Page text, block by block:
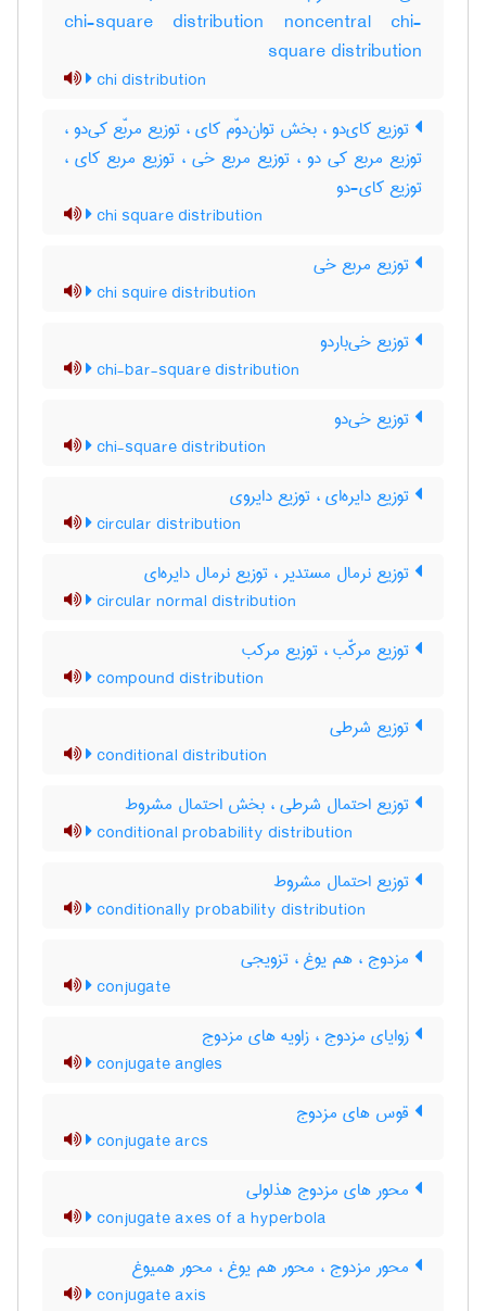
chi-square distribution noncentral chi-
square distribution
chi distribution
توزیع کای‌دو ، بخش توان‌دوّم کای ، توزیع مربّع کی‌دو ،
توزیع مربع کی دو ، توزیع مربع خی ، توزیع مربع کای ،
توزیع کای-دو
chi square distribution
توزیع مربع خی
chi squire distribution
توزیع خی‌باردو
chi-bar-square distribution
توزیع خی‌دو
chi-square distribution
توزیع دایره‌ای ، توزیع دایروی
circular distribution
توزیع نرمال مستدیر ، توزیع نرمال دایره‌ای
circular normal distribution
توزیع مرکّب ، توزیع مرکب
compound distribution
توزیع شرطی
conditional distribution
توزیع احتمال شرطی ، بخش احتمال مشروط
conditional probability distribution
توزیع احتمال مشروط
conditionally probability distribution
مزدوج ، هم یوغ ، تزویجی
conjugate
زوایای مزدوج ، زاویه های مزدوج
conjugate angles
قوس های مزدوج
conjugate arcs
محور های مزدوج هذلولی
conjugate axes of a hyperbola
محور مزدوج ، محور هم یوغ ، محور همیوغ
conjugate axis